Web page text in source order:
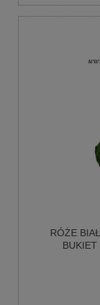
RÓŻE